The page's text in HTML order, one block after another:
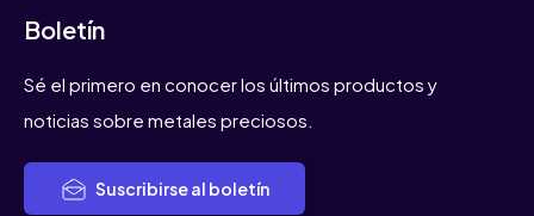
Boletín
Sé el primero en conocer los últimos productos y
noticias sobre metales preciosos.
Suscribirse al boletín